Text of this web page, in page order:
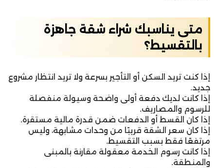
متى يناسبك شراء شقة جاهزة
بالتقسيط؟
إذا كنت تريد السكن أو التأجير بسرعة ولا تريد انتظار مشروع
جديد.
إذا كانت لديك دفعة أولى واضحة وسيولة منفصلة
للرسوم والمصاريف.
إذا كان القسط أو الدفعات ضمن قدرة مالية مستقرة.
إذا كان سعر الشقة قريبًا من وحدات مشابهة، وليس
مرتفعًا فقط بسبب التقسيط.
إذا كانت رسوم الخدمة معقولة مقارنة بالمبنى
والمنطقة.